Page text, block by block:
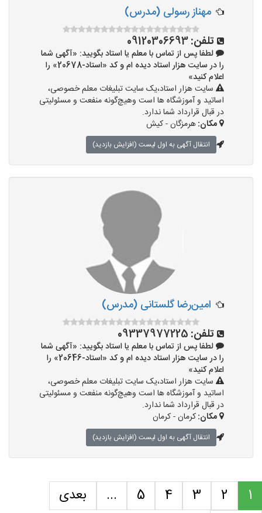
مهناز رسولی (مدرس)
تلفن:09120306693
لطفا پس از تماس با معلم یا استاد بگویید: «آگهی شما
را در سایت هزار استاد دیده ام و کد «استاد-20678» را
اعلام کنید»
سایت هزار استاد،یک سایت تبلیغات معلم خصوصی،
اساتید و آموزشگاه ها است وهیچ‌گونه منفعت و مسئولیتی
در قبال قرارداد شما ندارد.
مکان:هرمزگان - کیش
انتقال آگهی به اول لیست (افزایش بازدید)
امین‌رضا گلستانی (مدرس)
تلفن: 09337977225
لطفا پس از تماس با معلم یا استاد بگویید: «آگهی شما
را در سایت هزار استاد دیده ام و کد «استاد-20646» را
اعلام کنید»
سایت هزار استاد،یک سایت تبلیغات معلم خصوصی،
اساتید و آموزشگاه ها است وهیچ‌گونه منفعت و مسئولیتی
در قبال قرارداد شما ندارد.
مکان:کرمان - کرمان
انتقال آگهی به اول لیست (افزایش بازدید)
1
2
3
4
5
...
بعدی